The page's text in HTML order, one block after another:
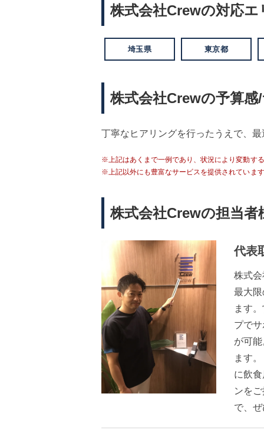
株式会社Crewの対応エ
埼玉県 東京都
株式会社Crewの予算
丁寧なヒアリングを行ったうえで、
※上記はあくまで一例であり、状況により変動す
※上記以外にも豊富なサービスを提供されていま
株式会社Crewの担当
代表
株式
最大
ます
プで
が可
ます
に飲
ンを
で、